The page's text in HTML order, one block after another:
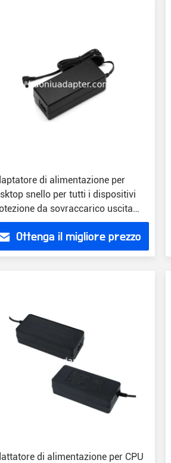
di alimentazione per
snello per tutti i dispositivi
da sovraccarico uscita
Ottenga il migliore prezzo
di alimentazione per CPU